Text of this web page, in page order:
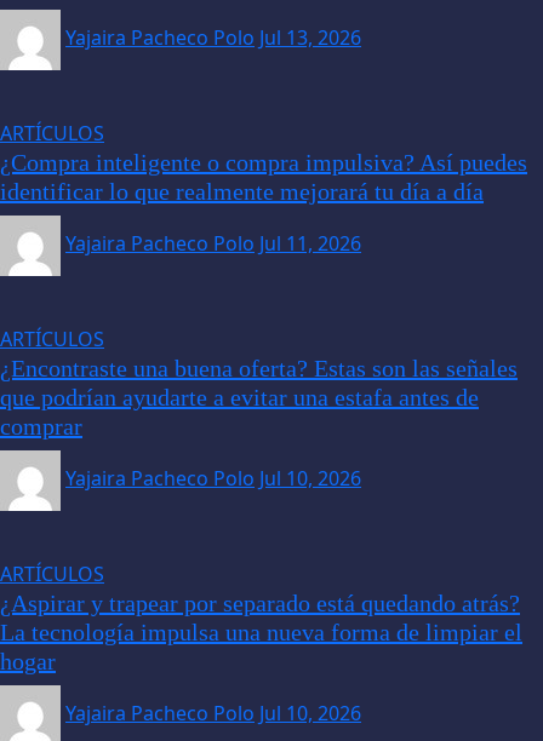
Yajaira Pacheco Polo Jul 13, 2026
ARTÍCULOS
¿Compra inteligente o compra impulsiva? Así puedes
identificar lo que realmente mejorará tu día a día
Yajaira Pacheco Polo Jul 11, 2026
ARTÍCULOS
¿Encontraste una buena oferta? Estas son las señales
que podrían ayudarte a evitar una estafa antes de
comprar
Yajaira Pacheco Polo Jul 10, 2026
ARTÍCULOS
¿Aspirar y trapear por separado está quedando atrás?
La tecnología impulsa una nueva forma de limpiar el
hogar
Yajaira Pacheco Polo Jul 10, 2026